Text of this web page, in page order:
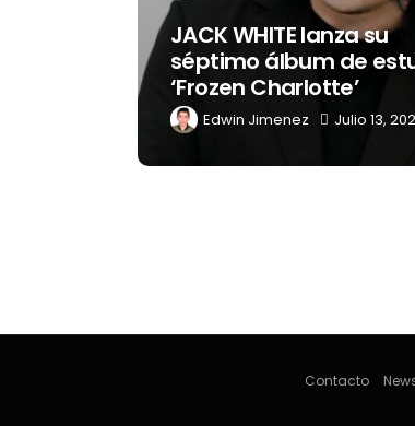
JACK WHITE lanza su
séptimo álbum de
‘Frozen Charlotte’
Edwin Jimenez Julio 13,
Contacto